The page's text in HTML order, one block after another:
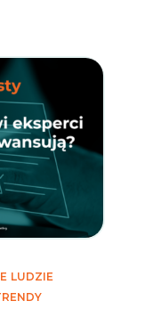
LUDZIE